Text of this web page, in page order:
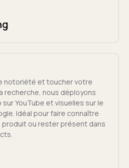
notoriété et toucher votre
recherche, nous déployons
YouTube et visuelles sur le
Idéal pour faire connaître
produit ou rester présent dans